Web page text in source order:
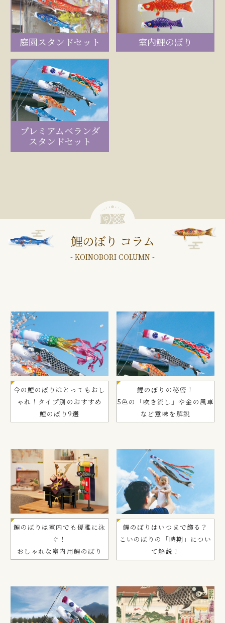
庭園スタンドセット
プレミアムベランダ
スタンドセット
室内鯉のぼり
鯉のぼり コラム
- KOINOBORI COLUMN -
今の鯉のぼりはとってもおし
ゃれ！タイプ別のおすすめ
鯉のぼり9選
鯉のぼりの秘密！
5色の「吹き流し」や金の風車
など意味を解説
鯉のぼりは室内でも優雅に泳
ぐ！
おしゃれな室内用鯉のぼり
鯉のぼりはいつまで飾る？
こいのぼりの「時期」につい
て解説！